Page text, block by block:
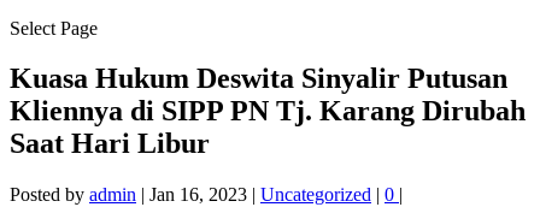
Select Page
Kuasa Hukum Deswita Sinyalir Putusan
Kliennya di SIPP PN Tj. Karang Dirubah
Saat Hari Libur
Posted by admin | Jan 16, 2023 | Uncategorized | 0 |